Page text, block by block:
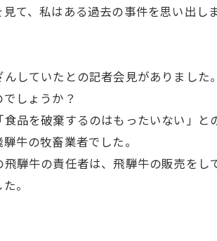
て、私はある過去の事件を思い出し
していたとの記者会見がありました。
しょうか？
品を破棄するのはもったいない」と
牛の牧畜業者でした。
騨牛の責任者は、飛騨牛の販売をし
。